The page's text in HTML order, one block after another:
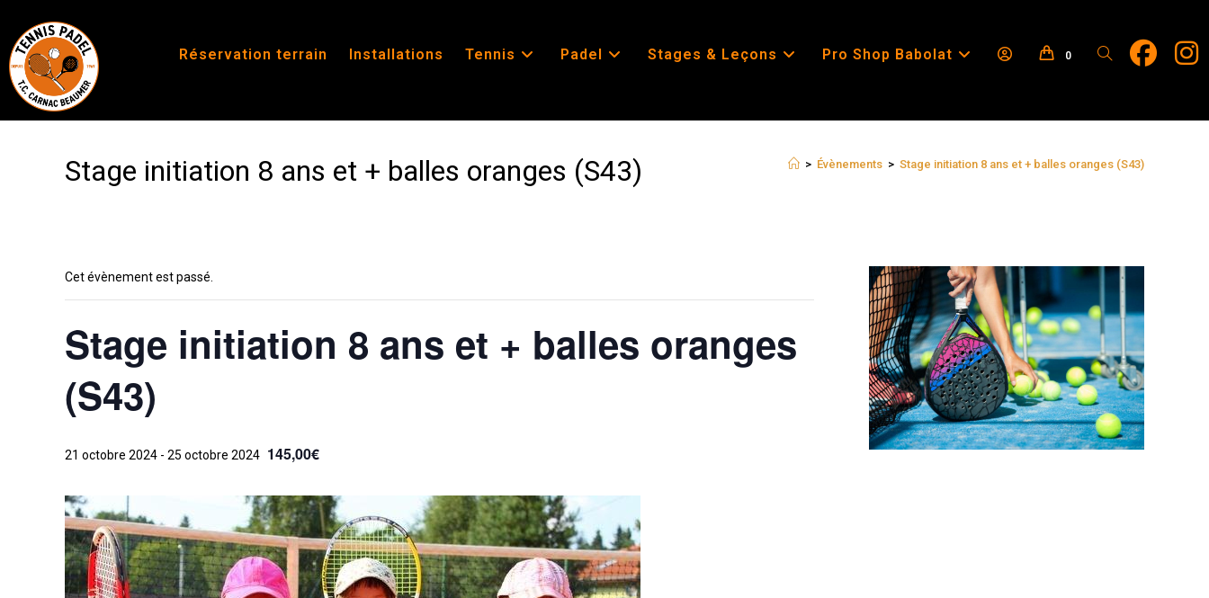
Réservation terrain Installations Tennis Padel Stages & Leçons Pro Shop Babolat 0
Stage initiation 8 ans et + balles oranges (S43) > Évènements > Stage initiation 8 ans et + balles oranges (S43)
Cet évènement est passé.
Stage initiation 8 ans et + balles oranges
(S43)
21 octobre 2024 - 25 octobre 2024 145,00€